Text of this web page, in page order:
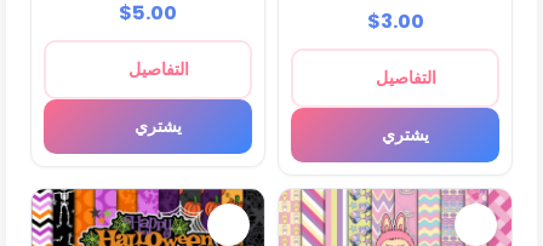
and Scrapbooking
$5.00
التفاصيل
يشتري
$3.00
التفاصيل
يشتري